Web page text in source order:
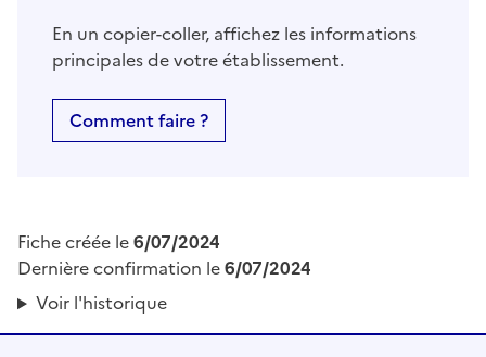
En un copier-coller, affichez les informations
principales de votre établissement.
Comment faire ?
Fiche créée le6/07/2024
Dernière confirmation le6/07/2024
Voir l'historique